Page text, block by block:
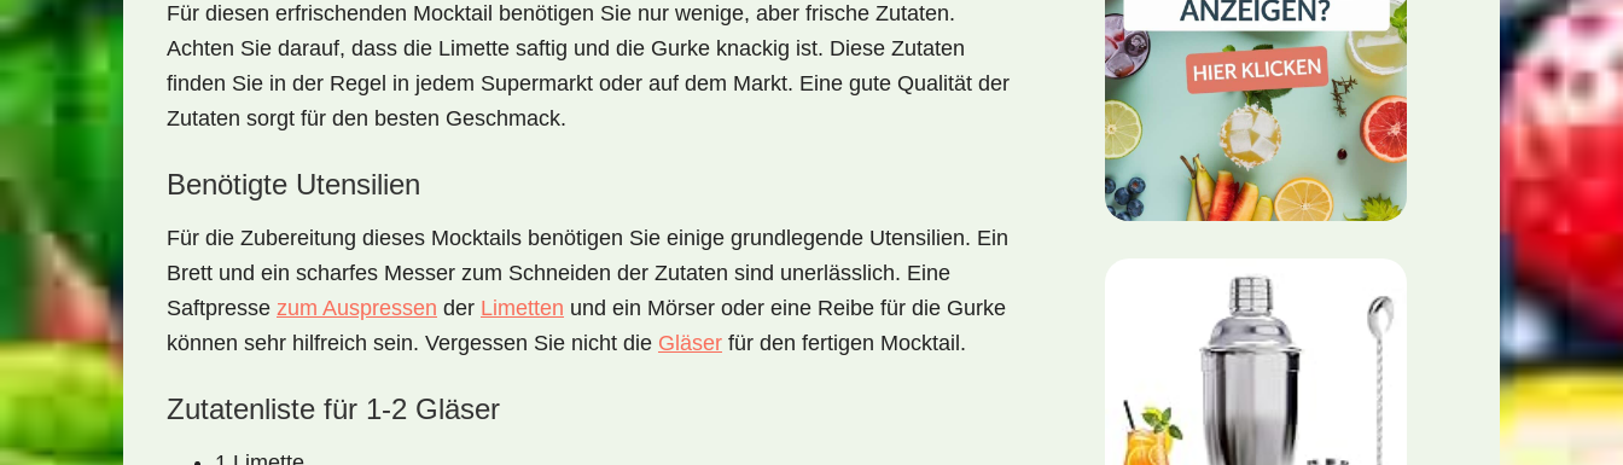
Für diesen erfrischenden Mocktail benötigen Sie nur wenige, aber frische Zutaten.
Achten Sie darauf, dass die Limette saftig und die Gurke knackig ist. Diese Zutaten
finden Sie in der Regel in jedem Supermarkt oder auf dem Markt. Eine gute Qualität der
Zutaten sorgt für den besten Geschmack.
Benötigte Utensilien
Für die Zubereitung dieses Mocktails benötigen Sie einige grundlegende Utensilien. Ein
Brett und ein scharfes Messer zum Schneiden der Zutaten sind unerlässlich. Eine
Saftpresse zum Auspressen der Limetten und ein Mörser oder eine Reibe für die Gurke
können sehr hilfreich sein. Vergessen Sie nicht die Gläser für den fertigen Mocktail.
Zutatenliste für 1-2 Gläser